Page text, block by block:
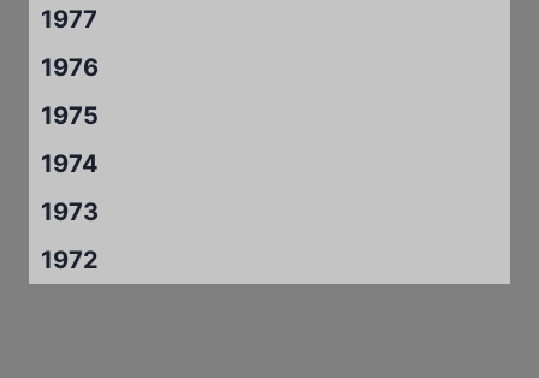
1977
1976
1975
1974
1973
1972